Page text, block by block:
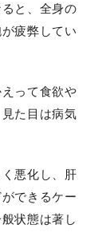
と、全身の
疲弊してい
って食欲や
た目は病気
悪化し、肝
できるケー
状態は著し